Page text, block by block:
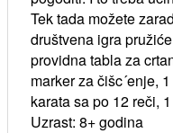
Tek tada možete
društvena igra
providna tabla za
marker za čišc´enje,
karata sa po 12 reči,
Uzrast: 8+ godina